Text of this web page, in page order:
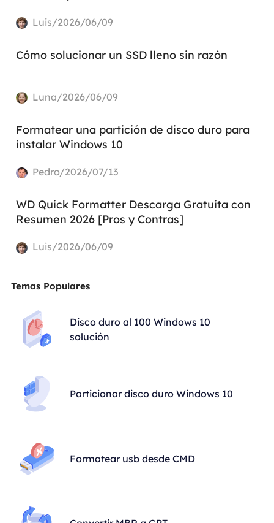
Luis/2026/06/09
Cómo solucionar un SSD lleno sin razón
Luna/2026/06/09
Formatear una partición de disco duro para
instalar Windows 10
Pedro/2026/07/13
WD Quick Formatter Descarga Gratuita con
Resumen 2026 [Pros y Contras]
Luis/2026/06/09
Temas Populares
Disco duro al 100 Windows 10
solución
Particionar disco duro Windows 10
Formatear usb desde CMD